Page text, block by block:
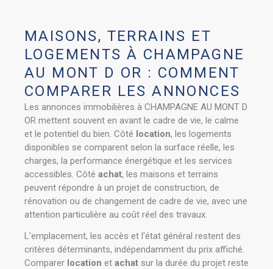
MAISONS, TERRAINS ET
LOGEMENTS À CHAMPAGNE
AU MONT D OR : COMMENT
COMPARER LES ANNONCES
Les annonces immobilières à CHAMPAGNE AU MONT D
OR mettent souvent en avant le cadre de vie, le calme
et le potentiel du bien. Côté location, les logements
disponibles se comparent selon la surface réelle, les
charges, la performance énergétique et les services
accessibles. Côté achat, les maisons et terrains
peuvent répondre à un projet de construction, de
rénovation ou de changement de cadre de vie, avec une
attention particulière au coût réel des travaux.
L'emplacement, les accès et l'état général restent des
critères déterminants, indépendamment du prix affiché.
Comparer location et achat sur la durée du projet reste